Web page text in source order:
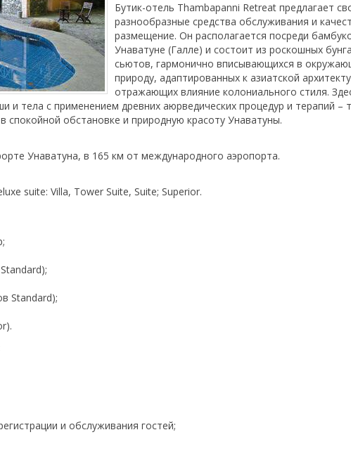
Бутик-отель Thambapanni Retreat предлагает
разнообразные средства обслуживания и
размещение. Он располагается посреди
Унаватуне (Галле) и состоит из роскошных
сьютов, гармонично вписывающихся в
природу, адаптированных к азиатской
отражающих влияние колониального стиля.
и тела с применением древних аюрведических процедур и терапий –
спокойной обстановке и природную красоту Унаватуны.
Унаватуна, в 165 км от международного аэропорта.
suite: Villa, Tower Suite, Suite; Superior.
Standard);
и обслуживания гостей;